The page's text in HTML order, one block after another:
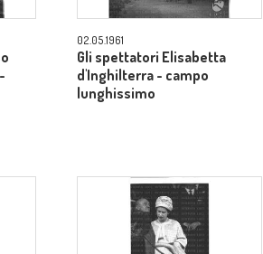
02.05.1961
Gli spettatori Elisabetta
d'Inghilterra - campo
lunghissimo